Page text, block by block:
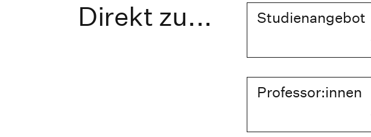
Direkt zu... Studienangebot
Professor:innen